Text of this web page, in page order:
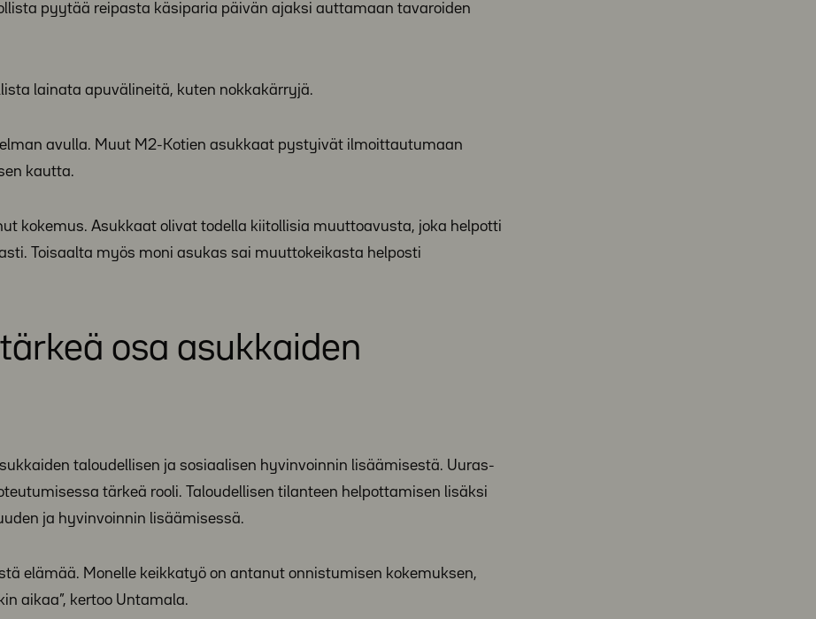
pyytää reipasta käsiparia päivän ajaksi auttamaan tavaroiden
lainata apuvälineitä, kuten nokkakärryjä.
avulla. Muut M2-Kotien asukkaat pystyivät ilmoittautumaan
kautta.
kokemus. Asukkaat olivat todella kiitollisia muuttoavusta, joka helpotti
Toisaalta myös moni asukas sai muuttokeikasta helposti
osa asukkaiden
taloudellisen ja sosiaalisen hyvinvoinnin lisäämisestä. Uuras-
tärkeä rooli. Taloudellisen tilanteen helpottamisen lisäksi
ja hyvinvoinnin lisäämisessä.
elämää. Monelle keikkatyö on antanut onnistumisen kokemuksen,
aikaa”, kertoo Untamala.